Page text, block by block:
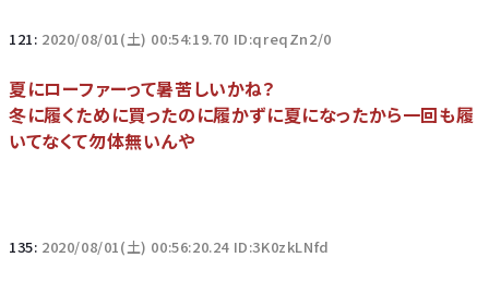
121: 2020/08/01(土) 00:54:19.70 ID:qreqZn2/0
夏にローファーって暑苦しいかね？
冬に履くために買ったのに履かずに夏になったから一回も履
いてなくて勿体無いんや
135: 2020/08/01(土) 00:56:20.24 ID:3K0zkLNfd